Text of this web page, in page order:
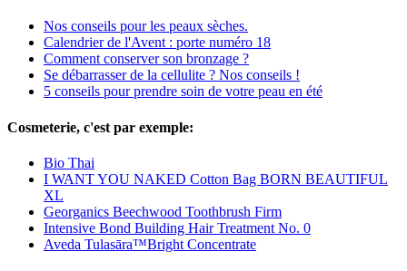
Nos conseils pour les peaux sèches.
Calendrier de l'Avent : porte numéro 18
Comment conserver son bronzage ?
Se débarrasser de la cellulite ? Nos conseils !
5 conseils pour prendre soin de votre peau en été
Cosmeterie, c'est par exemple:
Bio Thai
I WANT YOU NAKED Cotton Bag BORN BEAUTIFUL
XL
Georganics Beechwood Toothbrush Firm
Intensive Bond Building Hair Treatment No. 0
Aveda Tulasāra™Bright Concentrate